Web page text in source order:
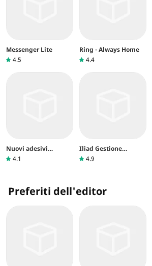
Messenger Lite
4.5
Ring - Always Home
4.4
Nuovi adesivi
divertenti Emojis 3D
4.1
Iliad Gestione
Account
4.9
Preferiti dell'editor